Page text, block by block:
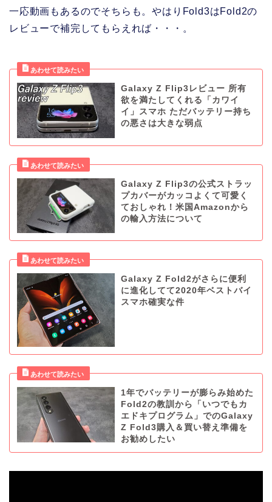
一応動画もあるのでそちらも。やはりFold3はFold2の
レビューで補完してもらえれば・・・。
Galaxy Z Flip3レビュー 所有
欲を満たしてくれる「カワイ
イ」スマホ ただバッテリー持ち
の悪さは大きな弱点
Galaxy Z Flip3の公式ストラッ
プカバーがカッコよくて可愛く
ておしゃれ！米国Amazonから
の輸入方法について
Galaxy Z Fold2がさらに便利
に進化してて2020年ベストバイ
スマホ確実な件
1年でバッテリーが膨らみ始めた
Fold2の教訓から「いつでもカ
エドキプログラム」でのGalaxy
Z Fold3購入＆買い替え準備を
お勧めしたい